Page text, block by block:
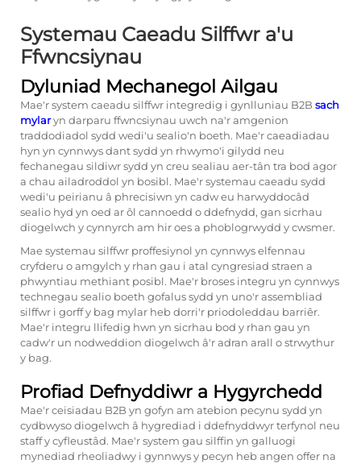
Systemau Caeadu Silffwr a'u
Ffwncsiynau
Dyluniad Mechanegol Ailgau
Mae'r system caeadu silffwr integredig i gynlluniau B2B sach
mylaryn darparu ffwncsiynau uwch na'r amgenion
traddodiadol sydd wedi'u sealio'n boeth. Mae'r caeadiadau
hyn yn cynnwys dant sydd yn rhwymo'i gilydd neu
fechanegau sildiwr sydd yn creu sealiau aer-tân tra bod agor
a chau ailadroddol yn bosibl. Mae'r systemau caeadu sydd
wedi'u peirianu â phrecisiwn yn cadw eu harwyddocâd
sealio hyd yn oed ar ôl cannoedd o ddefnydd, gan sicrhau
diogelwch y cynnyrch am hir oes a phoblogrwydd y cwsmer.
Mae systemau silffwr proffesiynol yn cynnwys elfennau
cryfderu o amgylch y rhan gau i atal cyngresiad straen a
phwyntiau methiant posibl. Mae'r broses integru yn cynnwys
technegau sealio boeth gofalus sydd yn uno'r assembliad
silffwr i gorff y bag mylar heb dorri'r priodoleddau barriêr.
Mae'r integru llifedig hwn yn sicrhau bod y rhan gau yn
cadw'r un nodweddion diogelwch â'r adran arall o strwythur
y bag.
Profiad Defnyddiwr a Hygyrchedd
Mae'r ceisiadau B2B yn gofyn am atebion pecynu sydd yn
cydbwyso diogelwch â hygrediad i ddefnyddwyr terfynol neu
staff y cyfleustâd. Mae'r system gau silffin yn galluogi
mynediad rheoliadwy i gynnwys y pecyn heb angen offer na